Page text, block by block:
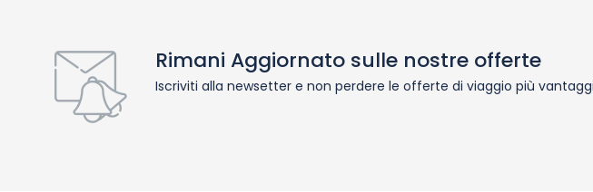
Rimani Aggiornato sulle nostre offerte
Iscriviti alla newsetter e non perdere le offerte di viaggio più